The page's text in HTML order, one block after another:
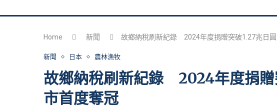
Home 新聞 故鄉納稅刷新紀錄 2024年度捐贈突破1.27兆日
新聞 日本 農林漁牧
故鄉納稅刷新紀錄 2024年度捐
市首度奪冠